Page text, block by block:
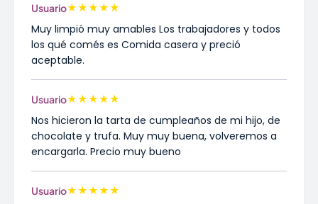
Usuario★★★★★
Muy limpió muy amables Los trabajadores y todos
los qué comés es Comida casera y preció
aceptable.
Usuario★★★★★
Nos hicieron la tarta de cumpleaños de mi hijo, de
chocolate y trufa. Muy muy buena, volveremos a
encargarla. Precio muy bueno
Usuario★★★★★